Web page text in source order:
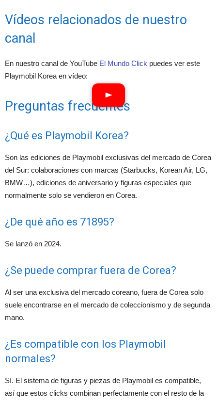
Vídeos relacionados de nuestro
canal
En nuestro canal de YouTube El Mundo Click puedes ver este
Playmobil Korea en vídeo:
Preguntas frecuentes
¿Qué es Playmobil Korea?
Son las ediciones de Playmobil exclusivas del mercado de Corea
del Sur: colaboraciones con marcas (Starbucks, Korean Air, LG,
BMW…), ediciones de aniversario y figuras especiales que
normalmente solo se vendieron en Corea.
¿De qué año es 71895?
Se lanzó en 2024.
¿Se puede comprar fuera de Corea?
Al ser una exclusiva del mercado coreano, fuera de Corea solo
suele encontrarse en el mercado de coleccionismo y de segunda
mano.
¿Es compatible con los Playmobil
normales?
Sí. El sistema de figuras y piezas de Playmobil es compatible,
así que estos clicks combinan perfectamente con el resto de la